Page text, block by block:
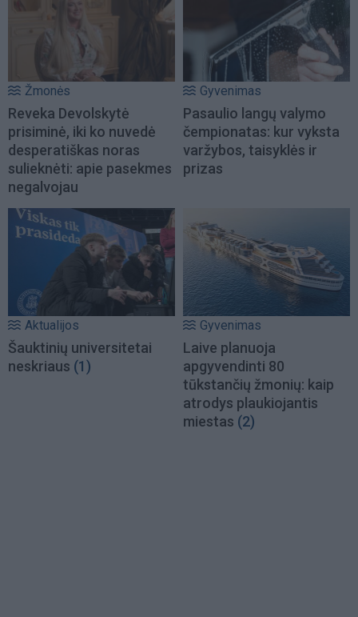
Žmonės
Reveka Devolskytė
prisiminė, iki ko nuvedė
desperatiškas noras
sulieknėti: apie pasekmes
negalvojau
Gyvenimas
Pasaulio langų valymo
čempionatas: kur vyksta
varžybos, taisyklės ir
prizas
Aktualijos
Šauktinių universitetai
neskriaus (1)
Gyvenimas
Laive planuoja
apgyvendinti 80
tūkstančių žmonių: kaip
atrodys plaukiojantis
miestas (2)